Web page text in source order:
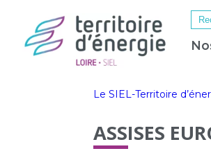
Le SIEL-Territoire
ASSISES